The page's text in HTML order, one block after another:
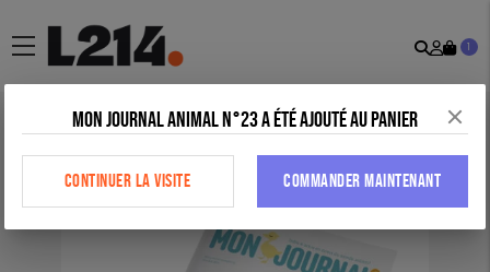
menu
Mon
1
> Tous nos produits> Outils éducatifs>Mon journal animal
Mon Journal Animal n°23 a été ajouté au panier
CONTINUER LA VISITE COMMANDER MAINTENANT